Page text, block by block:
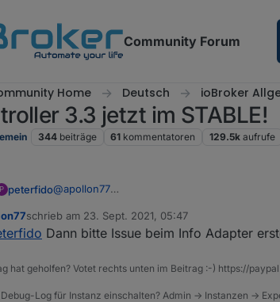
Community Forum
Home Deutsch ioBroker
3.3 jetzt im STABLE!
344 beiträge 61 kommentatoren 129.5k aufrufe
P peterfido@apollon77
Link zum Changelog. Und der fällt dann auf
Kann ich jetzt leider kein Screenshot von
schrieb am 23. Sept. 2021, 05:47
zuletzt editiert von
Dann bitte Issue beim Info Adapter
hat geholfen? Votet rechts unten im Beitrag :-) https://
Debug-Log für Instanz einschalten? Admin -> Instanzen ->